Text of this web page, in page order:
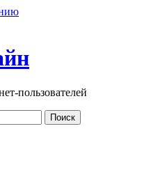
пользователей